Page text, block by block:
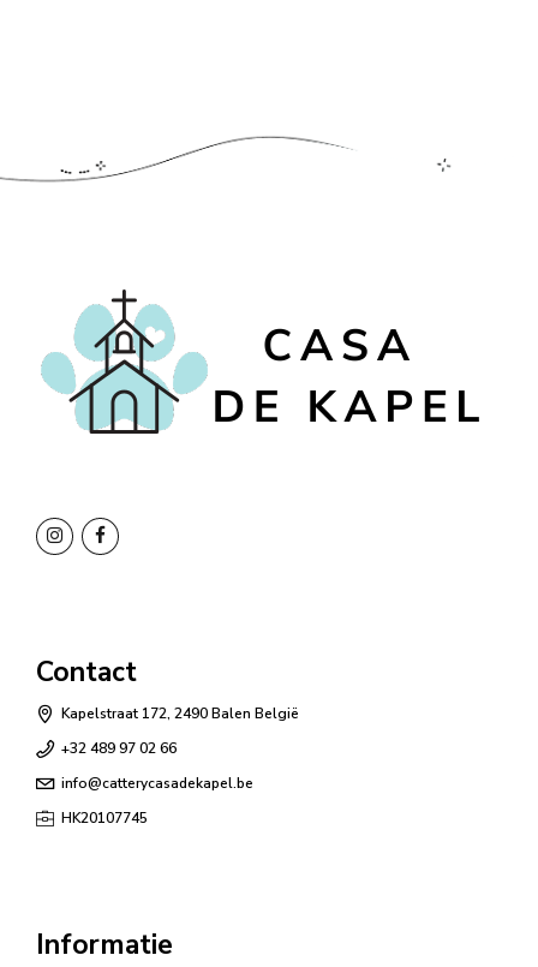
Contact
Kapelstraat 172, 2490 Balen België
+32 489 97 02 66
info@catterycasadekapel.be
HK20107745
Informatie